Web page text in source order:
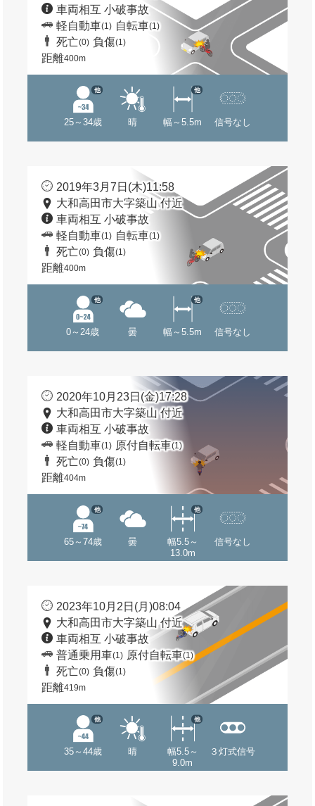
車両相互 小破事故
軽自動車(1) 自転車(1)
死亡(0) 負傷(1)
距離400m
25～34歳
他
晴 幅～5.5m
他
信号なし
2019年3月7日(木)11:58
大和高田市大字築山 付近
車両相互 小破事故
軽自動車(1) 自転車(1)
死亡(0) 負傷(1)
距離400m
0～24歳
他
曇 幅～5.5m
他
信号なし
2020年10月23日(金)17:28
大和高田市大字築山 付近
車両相互 小破事故
軽自動車(1) 原付自転車(1)
死亡(0) 負傷(1)
距離404m
65～74歳
他
曇
幅5.5～
13.0m
他
信号なし
2023年10月2日(月)08:04
大和高田市大字築山 付近
車両相互 小破事故
普通乗用車(1) 原付自転車(1)
死亡(0) 負傷(1)
距離419m
35～44歳
他
晴
幅5.5～
9.0m
他
３灯式信号